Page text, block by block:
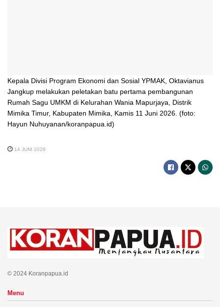
Kepala Divisi Program Ekonomi dan Sosial YPMAK, Oktavianus
Jangkup melakukan peletakan batu pertama pembangunan
Rumah Sagu UMKM di Kelurahan Wania Mapurjaya, Distrik
Mimika Timur, Kabupaten Mimika, Kamis 11 Juni 2026. (foto:
Hayun Nuhuyanan/koranpapua.id)
14 JUNI 2026
© 2024 Koranpapua.id
Menu